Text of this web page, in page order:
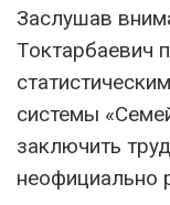
Заслушав
Токтарбаевич
системы
заключить
неофициально